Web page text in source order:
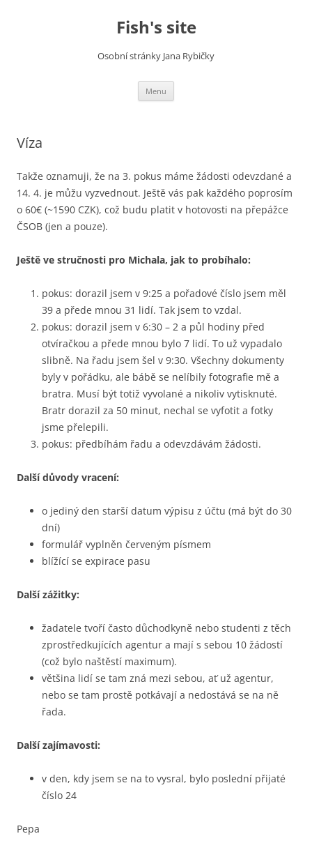
Fish's site
Osobní stránky Jana Rybičky
Menu
Víza
Takže oznamuji, že na 3. pokus máme žádosti odevzdané a
14. 4. je můžu vyzvednout. Ještě vás pak každého poprosím
o 60€ (~1590 CZK), což budu platit v hotovosti na přepážce
ČSOB (jen a pouze).
Ještě ve stručnosti pro Michala, jak to probíhalo:
pokus: dorazil jsem v 9:25 a pořadové číslo jsem měl
39 a přede mnou 31 lidí. Tak jsem to vzdal.
pokus: dorazil jsem v 6:30 – 2 a půl hodiny před
otvíračkou a přede mnou bylo 7 lidí. To už vypadalo
slibně. Na řadu jsem šel v 9:30. Všechny dokumenty
byly v pořádku, ale bábě se nelíbily fotografie mě a
bratra. Musí být totiž vyvolané a nikoliv vytisknuté.
Bratr dorazil za 50 minut, nechal se vyfotit a fotky
jsme přelepili.
pokus: předbíhám řadu a odevzdávám žádosti.
Další důvody vracení:
o jediný den starší datum výpisu z účtu (má být do 30
dní)
formulář vyplněn červeným písmem
blížící se expirace pasu
Další zážitky:
žadatele tvoří často důchodkyně nebo studenti z těch
zprostředkujících agentur a mají s sebou 10 žádostí
(což bylo naštěstí maximum).
většina lidí se tam zná mezi sebou, ať už agentur,
nebo se tam prostě potkávají a nedostává se na ně
řada.
Další zajímavosti:
v den, kdy jsem se na to vysral, bylo poslední přijaté
číslo 24
Pepa